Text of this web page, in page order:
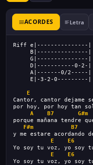
ACORDES Letra
Riff e|---------------|
B|---------------|
G|---------------|
D|-----------0-2-|
A|-------0/2-----|
E|-3-2-0---------|
E
Cantor, cantor dejame
por hoy, por hoy tan
A
B7 G#m
porque mañana tendre
F#m
B7
y me estare acordando
E
E6
Yo soy tu voz, yo soy
E
E6
Yo soy tu voz, yo soy